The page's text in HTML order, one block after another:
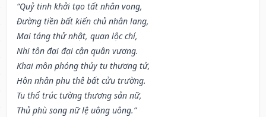
“Quỷ tinh khởi tạo tất nhân vong,
Đường tiền bất kiến chủ nhân lang,
Mai táng thử nhật, quan lộc chí,
Nhi tôn đại đại cận quân vương.
Khai môn phóng thủy tu thương tử,
Hôn nhân phu thê bất cửu trường.
Tu thổ trúc tường thương sản nữ,
Thủ phù song nữ lệ uông uông.”